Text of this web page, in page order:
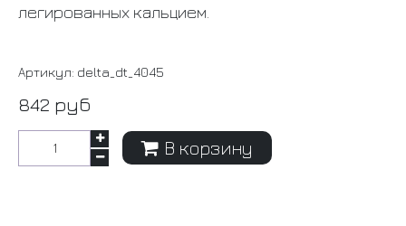
легированных кальцием.
Артикул: delta_dt_4045
842 руб
В корзину